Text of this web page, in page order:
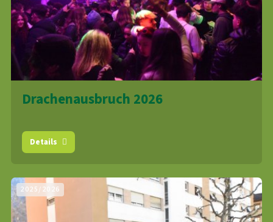
Drachenausbruch 2026
Details
2025/2026